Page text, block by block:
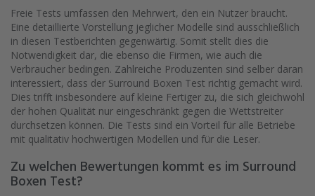
Freie Tests umfassen den Mehrwert, den ein Nutzer braucht.
Eine detaillierte Vorstellung jeglicher Modelle sind ausschließlich
in diesen Testberichten gegenwärtig. Somit stellt dies die
Notwendigkeit dar, die ebenso die Firmen, wie auch die
Verbraucher bedingen. Zahlreiche Produzenten sind selber daran
interessiert, dass der Surround Boxen Test richtig gemacht wird.
Dies trifft insbesondere auf kleine Fertiger zu, die sich gleichwohl
der hohen Qualität nur eingeschränkt gegen die Wettstreiter
durchsetzen können. Die Tests sind ein Vorteil für alle Betriebe
mit qualitativ hochwertigen Modellen und für die Leser.
Zu welchen Bewertungen kommt es im Surround
Boxen Test?